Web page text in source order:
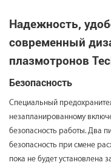
Надежность,
современный
плазмотронов
Безопасность
Специальный
незапланированному
безопасность работы. Два
безопасность при смене
пока не будет установлена